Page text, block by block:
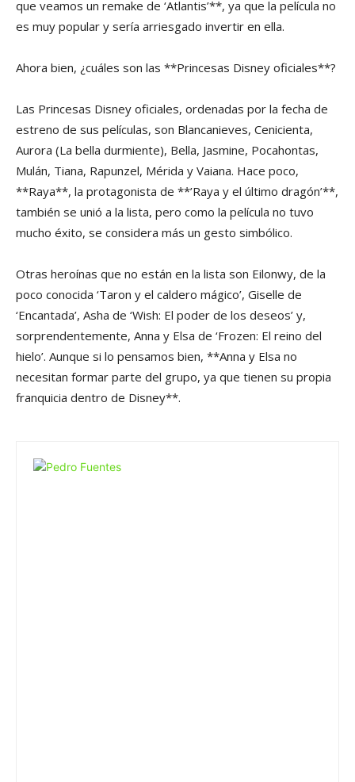
que veamos un remake de ‘Atlantis’**, ya que la película no
es muy popular y sería arriesgado invertir en ella.
Ahora bien, ¿cuáles son las **Princesas Disney oficiales**?
Las Princesas Disney oficiales, ordenadas por la fecha de
estreno de sus películas, son Blancanieves, Cenicienta,
Aurora (La bella durmiente), Bella, Jasmine, Pocahontas,
Mulán, Tiana, Rapunzel, Mérida y Vaiana. Hace poco,
**Raya**, la protagonista de **’Raya y el último dragón’**,
también se unió a la lista, pero como la película no tuvo
mucho éxito, se considera más un gesto simbólico.
Otras heroínas que no están en la lista son Eilonwy, de la
poco conocida ‘Taron y el caldero mágico’, Giselle de
‘Encantada’, Asha de ‘Wish: El poder de los deseos’ y,
sorprendentemente, Anna y Elsa de ‘Frozen: El reino del
hielo’. Aunque si lo pensamos bien, **Anna y Elsa no
necesitan formar parte del grupo, ya que tienen su propia
franquicia dentro de Disney**.